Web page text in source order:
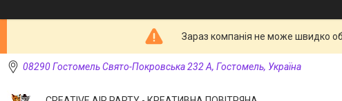
Зараз компанія не може швидко
08290 Гостомель Свято-Покровська 232 А, Гостомель, Україна